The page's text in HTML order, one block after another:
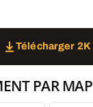
Télécharger 2K
PAR MAP